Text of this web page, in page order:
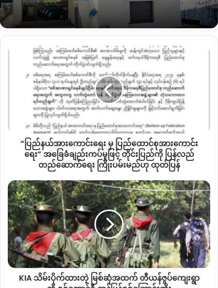
တွေ သိပ်မရှိတော့သလို
နဘားဈေးကလည်း
မစည်ကား
တော့ဘူးလို့ ဒေသခံတွေက ဆိုကြပါတယ်။
ပတ်သက်လို့ “ဈေးရဲ့ ၃ ပုံ ၂ ပုံလောက်တော့ လောင်သွားတယ်ထင်
ပေါ့ဆမီးကြောင့်လို့သိရတယ်။
အထည် ဆိုင်ကစလောင်တာ။”လို့ ဆိုပါတယ်။
မီးငြိမ်းသတ်ရာမှာတော့ ဒေသခံတစ်ချို့နဲ့ ကာကွယ်ရေးတပ်
ပူးပေါင်းငြိမ်းသတ်ခဲ့တာလို့
နဘားရွာဟာ လက်ရှိတိုက်ပွဲဖြစ်ပွားနေတဲ့ အင်းတော်မြို့ပေါ်နဲ့ ၃ မိုင်
ခန့်အကွာမှာတည်ရှိပြီး အိမ်ခြေ ၈၀၀ ကျော်၊ လူဦးရေ ၃၀၀၀ ကျော်
နေထိုင်ခဲ့တဲ့ ကျေးရွာတစ်ခုဖြစ်တယ်လို့ သိရပါတယ်။
အင်းတော်မြို့သိမ်းတိုက်ပွဲကို ၂၀၂၄ ဩဂုတ်လ ၁၆ ရက်နေ့က
နေ စတင်နေခဲ့တာဖြစ်ပြီး ရပ်လိုက်နားလိုက် ဖြစ်နေရာကနေ
ဒီရက်ပိုင်းအတွင်း ပြန်လည်ရပ်နားထားတယ်လို့သိရပါတယ်။
အင်းတော်မြို့နယ်ဟာ ကချင်ပြည်နယ်နယ်စပ်မှာ ရှိပြီး မန္တလေး–မြစ်
ကြီးနား ပြည်ထောင်စုလမ်းမပေါ်မှာ တည်ရှိပါတယ်။
ပြီးခဲ့တဲ့ ၂၀၂၄ ဩဂုတ်လကတည်းကပြင်းထန်လာခဲ့တဲ့အင်းတော်
“ပြည်နယ်
အားကောင်း
ပြည်ထောင်စု
အားကောင်း
ရေး” အခြေခံ
ကပ်
တိုင်းပြည်
ပြန်လည်
တည်ဆောက်
ရေး
ကြိုးပမ်း
မည်
ဟု
ထုတ်
ပြန်
“ပြည်နယ်အားကောင်းရေး မှ ပြည်ထောင်စုအားကောင်း
ရေး” အခြေခံချည်းကပ်မှုဖြင့် တိုင်းပြည်ကို ပြန်လည်
တည်ဆောက်ရေး ကြိုးပမ်းမည်ဟု ထုတ်ပြန်
KIA သိမ်းပိုက်
ထား
တဲ့ မြစ်ဆုံ
အထက်
တီ
ယ
န်
ဇွ
ပ်
ကျေးရွာKIA သိမ်းပိုက်ထားတဲ့ မြစ်ဆုံအထက် တီယန်ဇွပ်ကျေးရွာ